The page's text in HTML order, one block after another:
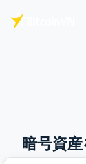
暗号資